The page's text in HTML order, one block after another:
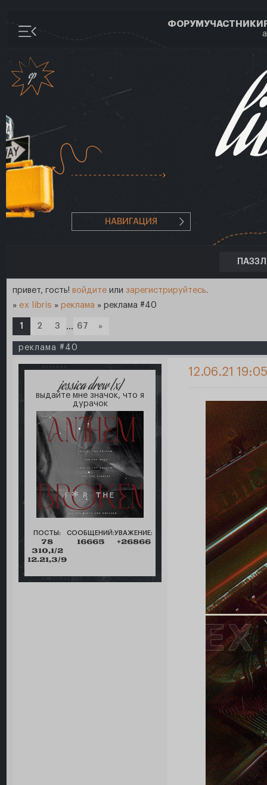
ФОРУМУЧАСТНИКИ
НАВИГАЦИЯ
привет, гость! войдите или зарегистрируйтесь.
» ex libris » реклама » реклама #40
1 2 3 … 67 »
реклама #40
jessica drew [x]
выдайте мне значок, что я
дурачок
ПОСТЫ:
78
310,1/2
12.21,3/9
СООБЩЕНИЙ:
16665
УВАЖЕНИЕ:
+26866
12.06.21